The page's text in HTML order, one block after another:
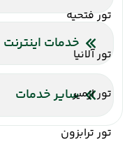
تور فتحیه
تور آلانیا
تور ازمیر
تور ترابزون
خشکشویی
کافی شاپ فضای باز
پذیرش 24 ساعته
تبدیل ارز
ساحل اختصاصی
تیم انیمیشن بیلیارد
خدمات اینترنت
اینترنت بیسیم
اینترنت بیسیم
سایر خدمات
شاتل فرودگاه
خشکشویی